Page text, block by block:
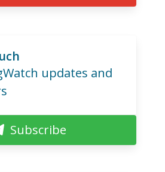
updates and
Subscribe